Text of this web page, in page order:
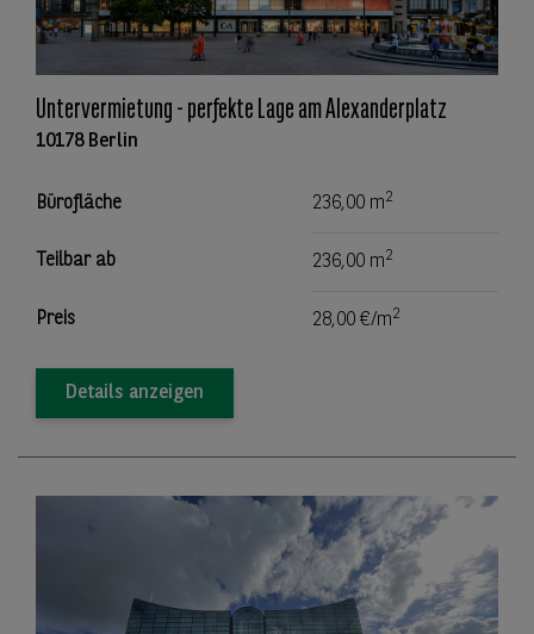
Untervermietung - perfekte Lage am Alexanderplatz
10178 Berlin
Bürofläche 236,00 m2
Teilbar ab 236,00 m2
Preis 28,00 €/m2
Details anzeigen